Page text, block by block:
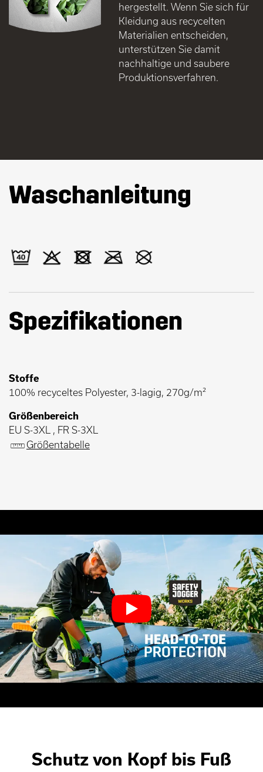
hergestellt. Wenn Sie sich für
Kleidung aus recycelten
Materialien entscheiden,
unterstützen Sie damit
nachhaltige und saubere
Produktionsverfahren.
Waschanleitung
Spezifikationen
Stoffe
100% recyceltes Polyester, 3-lagig, 270g/m²
Größenbereich
EU S-3XL , FR S-3XL
Größentabelle
Schutz von Kopf bis Fuß